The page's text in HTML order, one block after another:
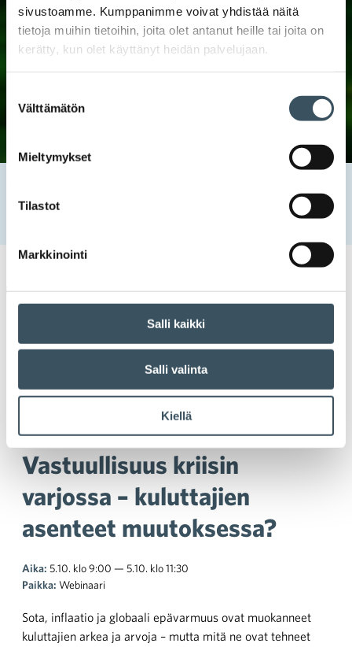
sivustoamme. Kumppanimme voivat yhdistää näitä
tietoja muihin tietoihin, joita olet antanut heille tai joita on
kerätty, kun olet käyttänyt heidän palvelujaan.
valinta
Välttämätön
Mieltymykset
Tilastot
Markkinointi
Salli kaikki
Salli valinta
Kiellä
Kaupan vastuullisuusaamupäivä: Vastuullisuus kriisin
Kaupan tietoisku Kaupan vastuullisuusaamupäivä,kiertotalous,ostopäätös,
vastuullisuusasenne
Kaupan
vastuullisuusaamupäivä:
Vastuullisuus kriisin
varjossa – kuluttajien
asenteet muutoksessa?
Aika: 5.10. klo 9:00 — 5.10. klo 11:30
Paikka: Webinaari
Sota, inflaatio ja globaali epävarmuus ovat muokanneet
kuluttajien arkea ja arvoja – mutta mitä ne ovat tehneet